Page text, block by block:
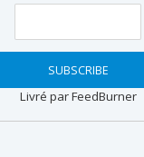
Livré par FeedBurner